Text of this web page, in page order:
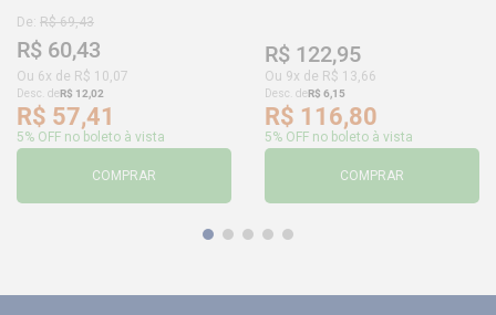
De: R$ 69,43
R$ 60,43
Ou 6x de R$ 10,07
Desc. deR$ 12,02
R$ 57,41
5% OFF no boleto à vista
COMPRAR
R$ 122,95
Ou 9x de R$ 13,66
Desc. deR$ 6,15
R$ 116,80
5% OFF no boleto à vista
COMPRAR